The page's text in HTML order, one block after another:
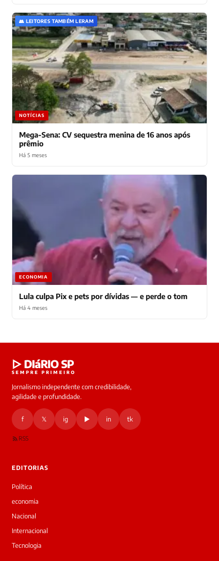
👥 LEITORES TAMBÉM LERAM
NOTÍCIAS
Mega-Sena: CV sequestra menina de 16 anos após
prêmio
Há 5 meses
ECONOMIA
Lula culpa Pix e pets por dívidas — e perde o tom
Há 4 meses
online
Oi!
Boa
tarde!
a
Laura,
▷ DIáRIO SP
SEMPRE PRIMEIRO
Jornalismo independente com credibilidade,
agilidade e profundidade.
f 𝕏 ig ▶ in tk
RSS
EDITORIAS
Política
economia
Nacional
Internacional
Tecnologia